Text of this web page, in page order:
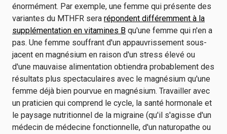
énormément. Par exemple, une femme qui présente des
variantes du MTHFR sera répondent différemment à la
supplémentation en vitamines B qu'une femme qui n'en a
pas. Une femme souffrant d'un appauvrissement sous-
jacent en magnésium en raison d'un stress élevé ou
d'une mauvaise alimentation obtiendra probablement des
résultats plus spectaculaires avec le magnésium qu'une
femme déjà bien pourvue en magnésium. Travailler avec
un praticien qui comprend le cycle, la santé hormonale et
le paysage nutritionnel de la migraine (qu'il s'agisse d'un
médecin de médecine fonctionnelle, d'un naturopathe ou